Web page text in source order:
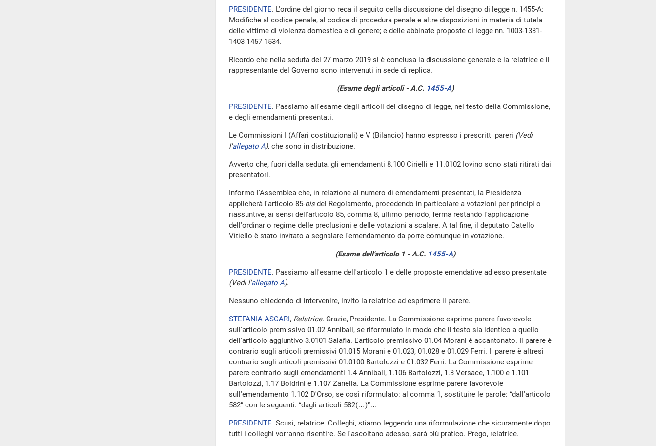
PRESIDENTE. L'ordine del giorno reca il seguito della discussione del disegno di legge n. 1455-A:
Modifiche al codice penale, al codice di procedura penale e altre disposizioni in materia di tutela
delle vittime di violenza domestica e di genere; e delle abbinate proposte di legge nn. 1003-1331-
1403-1457-1534.
Ricordo che nella seduta del 27 marzo 2019 si è conclusa la discussione generale e la relatrice e il
rappresentante del Governo sono intervenuti in sede di replica.
(Esame degli articoli - A.C. 1455-A)
PRESIDENTE. Passiamo all'esame degli articoli del disegno di legge, nel testo della Commissione,
e degli emendamenti presentati.
Le Commissioni I (Affari costituzionali) e V (Bilancio) hanno espresso i prescritti pareri (Vedi
l'allegato A), che sono in distribuzione.
Avverto che, fuori dalla seduta, gli emendamenti 8.100 Cirielli e 11.0102 Iovino sono stati ritirati dai
presentatori.
Informo l'Assemblea che, in relazione al numero di emendamenti presentati, la Presidenza
applicherà l'articolo 85-bisdel Regolamento, procedendo in particolare a votazioni per principi o
riassuntive, ai sensi dell'articolo 85, comma 8, ultimo periodo, ferma restando l'applicazione
dell'ordinario regime delle preclusioni e delle votazioni a scalare. A tal fine, il deputato Catello
Vitiello è stato invitato a segnalare l'emendamento da porre comunque in votazione.
(Esame dell'articolo 1 - A.C. 1455-A)
PRESIDENTE. Passiamo all'esame dell'articolo 1 e delle proposte emendative ad esso presentate
(Vedi l'allegato A).
Nessuno chiedendo di intervenire, invito la relatrice ad esprimere il parere.
STEFANIA ASCARI, Relatrice. Grazie, Presidente. La Commissione esprime parere favorevole
sull'articolo premissivo 01.02 Annibali, se riformulato in modo che il testo sia identico a quello
dell'articolo aggiuntivo 3.0101 Salafia. L'articolo premissivo 01.04 Morani è accantonato. Il parere è
contrario sugli articoli premissivi 01.015 Morani e 01.023, 01.028 e 01.029 Ferri. Il parere è altresì
contrario sugli articoli premissivi 01.0100 Bartolozzi e 01.032 Ferri. La Commissione esprime
parere contrario sugli emendamenti 1.4 Annibali, 1.106 Bartolozzi, 1.3 Versace, 1.100 e 1.101
Bartolozzi, 1.17 Boldrini e 1.107 Zanella. La Commissione esprime parere favorevole
sull'emendamento 1.102 D'Orso, se così riformulato: al comma 1, sostituire le parole: “dall'articolo
582” con le seguenti: “dagli articoli 582(…)”…
PRESIDENTE. Scusi, relatrice. Colleghi, stiamo leggendo una riformulazione che sicuramente dopo
tutti i colleghi vorranno risentire. Se l'ascoltano adesso, sarà più pratico. Prego, relatrice.